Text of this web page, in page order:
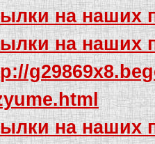
на наших
на наших
на наших